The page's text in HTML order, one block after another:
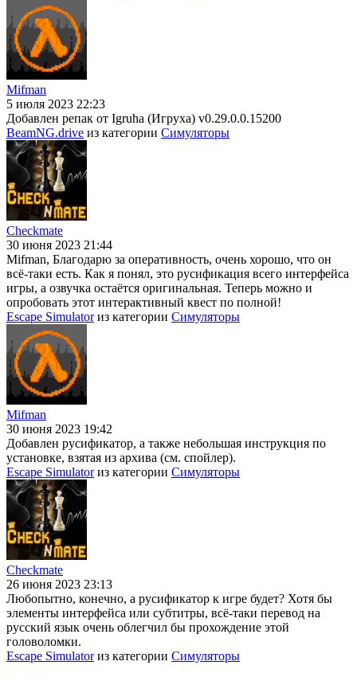
Mifman
5 июля 2023 22:23
Добавлен репак от Igruha (Игруха) v0.29.0.0.15200
BeamNG.drive из категории Симуляторы
Checkmate
30 июня 2023 21:44
Mifman, Благодарю за оперативность, очень хорошо, что он
всё-таки есть. Как я понял, это русификация всего интерфейса
игры, а озвучка остаётся оригинальная. Теперь можно и
опробовать этот интерактивный квест по полной!
Escape Simulatorиз категории Симуляторы
Mifman
30 июня 2023 19:42
Добавлен русификатор, а также небольшая инструкция по
установке, взятая из архива (см. спойлер).
Escape Simulatorиз категории Симуляторы
Checkmate
26 июня 2023 23:13
Любопытно, конечно, а русификатор к игре будет? Хотя бы
элементы интерфейса или субтитры, всё-таки перевод на
русский язык очень облегчил бы прохождение этой
головоломки.
Escape Simulatorиз категории Симуляторы